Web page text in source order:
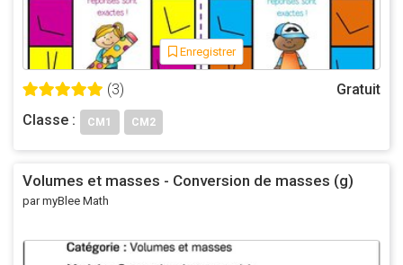
Enregistrer
(3)
Gratuit
Classe :
CM1 CM2
Volumes et masses - Conversion de masses (g)
par myBlee Math